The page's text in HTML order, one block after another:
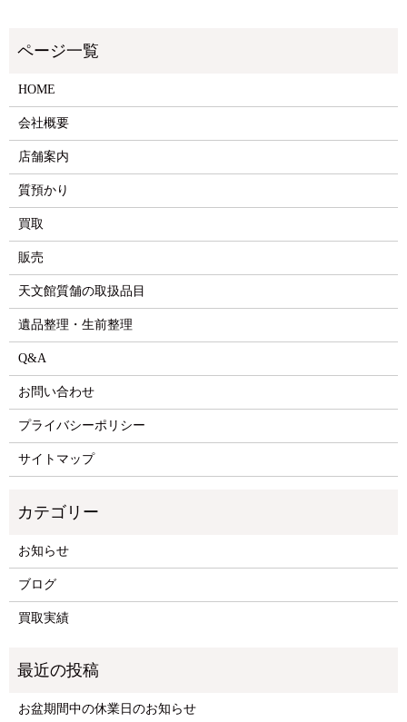
HOME
会社概要
店舗案内
質預かり
買取
販売
天文館質舗の取扱品目
遺品整理・生前整理
Q&A
お問い合わせ
プライバシーポリシー
サイトマップ
お知らせ
ブログ
買取実績
お盆期間中の休業日のお知らせ